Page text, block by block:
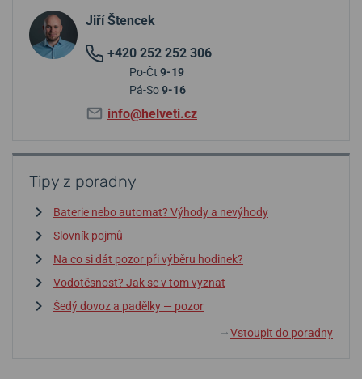
Jiří Štencek
+420 252 252 306
Po-Čt 9-19
Pá-So9-16
info@helveti.cz
Tipy z poradny
Baterie nebo automat? Výhody a nevýhody
Slovník pojmů
Na co si dát pozor při výběru hodinek?
Vodotěsnost? Jak se v tom vyznat
Šedý dovoz a padělky — pozor
↓ Vstoupit do poradny